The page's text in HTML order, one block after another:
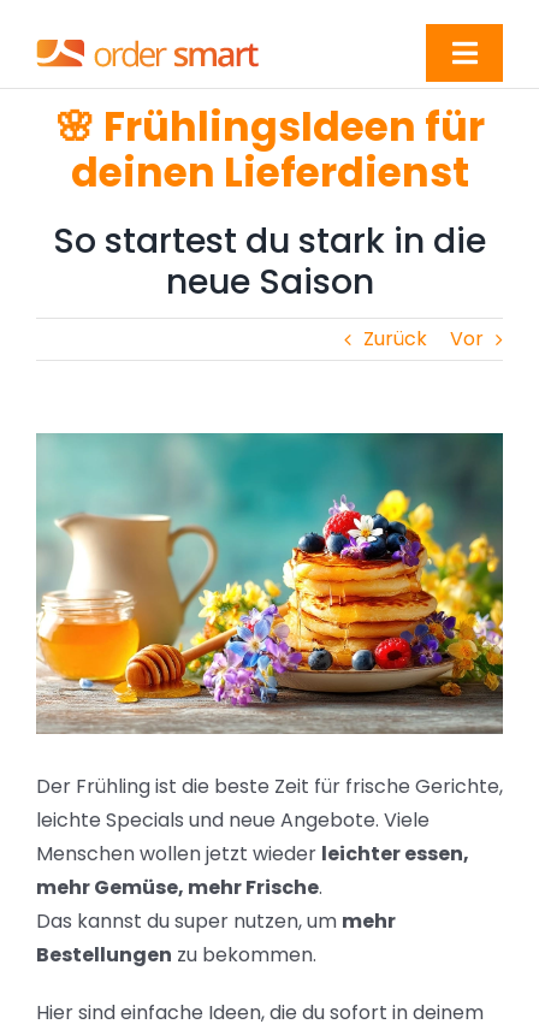
Inhalt
springen
Online verkaufen
Bestellungen steigern
Erfolgsgeschichten
Kundenbereich
🌸 FrühlingsIdeen für
deinen Lieferdienst
So startest du stark in die
neue Saison
Zurück Vor
Bild
Der Frühling ist die beste Zeit für frische Gerichte,
leichte Specials und neue Angebote. Viele
Menschen wollen jetzt wieder leichter essen,
mehr Gemüse, mehr Frische.
Das kannst du super nutzen, um mehr
Bestellungen zu bekommen.
Hier sind einfache Ideen, die du sofort in deinem